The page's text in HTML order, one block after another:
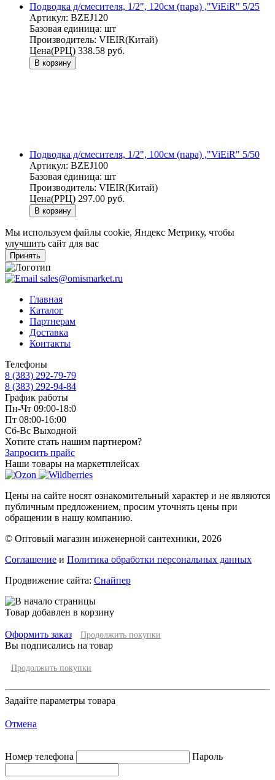
Подводка д/смесителя, 1/2", 120см (пара) ,"ViEiR" 5/25
Артикул: BZEJ120
Базовая единица: шт
Производитель: VIEIR(Китай)
Цена(РРЦ) 338.58 руб.
В корзину
Подводка д/смесителя, 1/2", 100см (пара) ,"ViEiR" 5/50
Артикул: BZEJ100
Базовая единица: шт
Производитель: VIEIR(Китай)
Цена(РРЦ) 297.00 руб.
В корзину
Мы используем файлы cookie, Яндекс Метрику, чтобы
улучшить сайт для вас
Принять
sales@omismarket.ru
Главная
Каталог
Партнерам
Доставка
Контакты
Телефоны
8 (383) 292-79-79
8 (383) 292-94-84
График работы
Пн-Чт 09:00-18:0
Пт 08:00-16:00
Сб-Вс Выходной
Хотите стать нашим партнером?
Запросить прайс
Наши товары на маркетплейсах
Цены на сайте носят ознакомительный характер и не являются
публичным предложением, просим уточнять цены при
обращении в нашу компанию.
© Оптовый магазин инженерной сантехники, 2026
Соглашение и Политика обработки персональных данных
Продвижение сайта: Снайпер
Товар добавлен в корзину
Оформить заказ Продолжить покупки
Вы подписались на товар
Продолжить покупки
Задайте параметры товара
Отмена
Номер телефона Пароль